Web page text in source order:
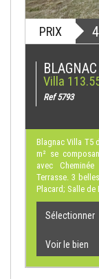
PRIX
Villa
Ref 5793
Blagnac Villa T5
m² se
avec
Terrasse. 3
Placard; Salle de
Sélectionner
Voir le bien